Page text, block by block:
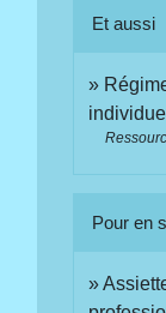
Et aussi
Pour en